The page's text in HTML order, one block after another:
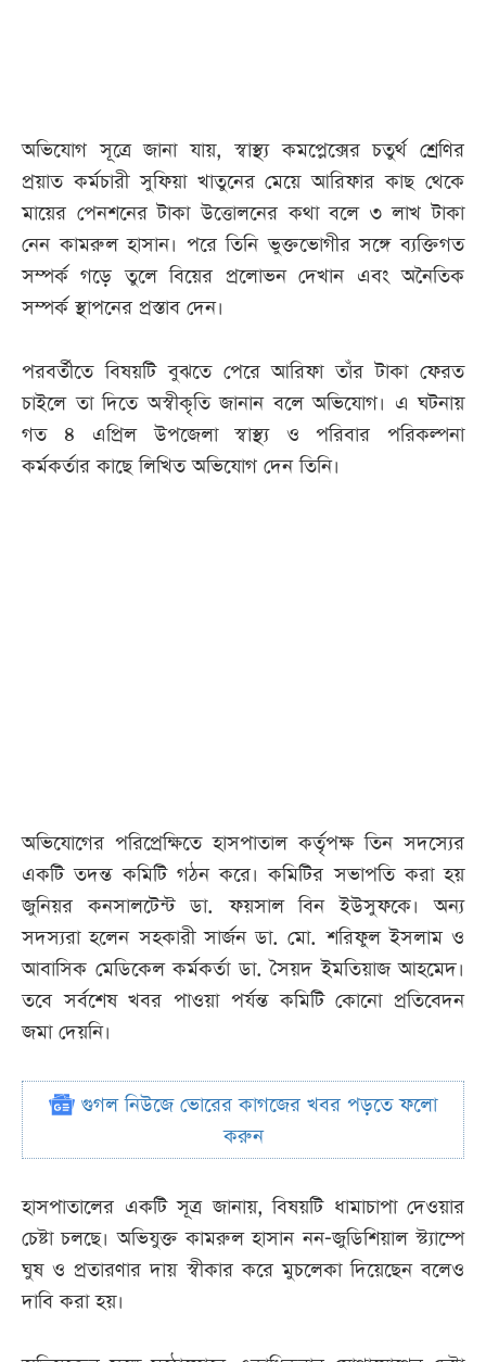
অভিযোগ সূত্রে জানা যায়, স্বাস্থ্য কমপ্লেক্সের চতুর্থ শ্রেণির
প্রয়াত কর্মচারী সুফিয়া খাতুনের মেয়ে আরিফার কাছ থেকে
মায়ের পেনশনের টাকা উত্তোলনের কথা বলে ৩ লাখ টাকা
নেন কামরুল হাসান। পরে তিনি ভুক্তভোগীর সঙ্গে ব্যক্তিগত
সম্পর্ক গড়ে তুলে বিয়ের প্রলোভন দেখান এবং অনৈতিক
সম্পর্ক স্থাপনের প্রস্তাব দেন।
পরবর্তীতে বিষয়টি বুঝতে পেরে আরিফা তাঁর টাকা ফেরত
চাইলে তা দিতে অস্বীকৃতি জানান বলে অভিযোগ। এ ঘটনায়
গত ৪ এপ্রিল উপজেলা স্বাস্থ্য ও পরিবার পরিকল্পনা
কর্মকর্তার কাছে লিখিত অভিযোগ দেন তিনি।
অভিযোগের পরিপ্রেক্ষিতে হাসপাতাল কর্তৃপক্ষ তিন সদস্যের
একটি তদন্ত কমিটি গঠন করে। কমিটির সভাপতি করা হয়
জুনিয়র কনসালটেন্ট ডা. ফয়সাল বিন ইউসুফকে। অন্য
সদস্যরা হলেন সহকারী সার্জন ডা. মো. শরিফুল ইসলাম ও
আবাসিক মেডিকেল কর্মকর্তা ডা. সৈয়দ ইমতিয়াজ আহমেদ।
তবে সর্বশেষ খবর পাওয়া পর্যন্ত কমিটি কোনো প্রতিবেদন
জমা দেয়নি।
গুগল নিউজে ভোরের কাগজের খবর পড়তে ফলো
করুন
হাসপাতালের একটি সূত্র জানায়, বিষয়টি ধামাচাপা দেওয়ার
চেষ্টা চলছে। অভিযুক্ত কামরুল হাসান নন-জুডিশিয়াল স্ট্যাম্পে
ঘুষ ও প্রতারণার দায় স্বীকার করে মুচলেকা দিয়েছেন বলেও
দাবি করা হয়।